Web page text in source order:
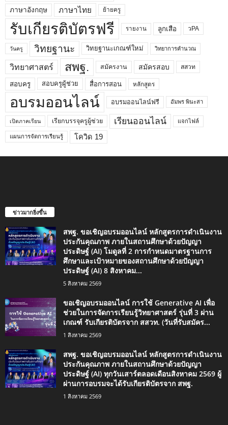
ภาษาอังกฤษ ภาษาไทย ย้ายครู
รับเกียรติบัตรฟรี รายงาน ลูกเสือ วPA
วันครู วิทยฐานะ วิทยฐานะเกณฑ์ใหม่ วิทยาการคำนวณ
วิทยาศาสตร์ สพฐ. สมัครงาน สมัครสอบ สสวท
สอบครู สอบครูผู้ช่วย สื่อการสอน หลักสูตร
อบรมออนไลน์ อบรมออนไลน์ฟรี อัมพร พินะสา
เปิดภาคเรียน เรียกบรรจุครูผู้ช่วย เรียนออนไลน์ แจกไฟล์
แผนการจัดการเรียนรู้ โควิด 19
ข่าวมากยิ่งขึ้น
สพฐ. ขอเชิญอบรมออนไลน์ หลักสูตรการดำเนินงาน
ประกันคุณภาพ ภายในสถานศึกษาด้วยปัญญา
ประดิษฐ์ (AI) โมดูลที่ 2 การกำหนดมาตรฐานการ
ศึกษาและเป้าหมายของสถานศึกษาด้วยปัญญา
ประดิษฐ์ (AI) 8 สิงหาคม...
5 สิงหาคม 2569
ขอเชิญอบรมออนไลน์ การใช้ Generative AI เพื่อ
ช่วยในการจัดการเรียนรู้วิทยาศาสตร์ รุ่นที่ 3 ผ่าน
เกณฑ์ รับเกียรติบัตรจาก สสวท. (วันที่รับสมัคร...
1 สิงหาคม 2569
สพฐ. ขอเชิญอบรมออนไลน์ หลักสูตรการดำเนินงาน
ประกันคุณภาพ ภายในสถานศึกษาด้วยปัญญา
ประดิษฐ์ (AI) ทุกวันเสาร์ตลอดเดือนสิงหาคม 2569 ผู้
ผ่านการอบรมจะได้รับเกียรติบัตรจาก สพฐ.
1 สิงหาคม 2569